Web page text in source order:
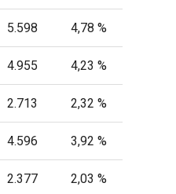
5.598 4,78 %
4.955 4,23 %
2.713 2,32 %
4.596 3,92 %
2.377 2,03 %